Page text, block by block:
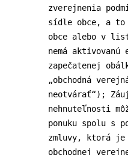
zverejnenia
sídle obce, a to
obce alebo v
nemá
zapečatenej
„obchodná
neotvárať“);
nehnuteľnosti
ponuku spolu s
zmluvy, ktorá je
obchodnej